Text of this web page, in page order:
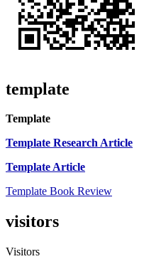
template
Template
Template Research Article
Template Article
Template Book Review
visitors
Visitors